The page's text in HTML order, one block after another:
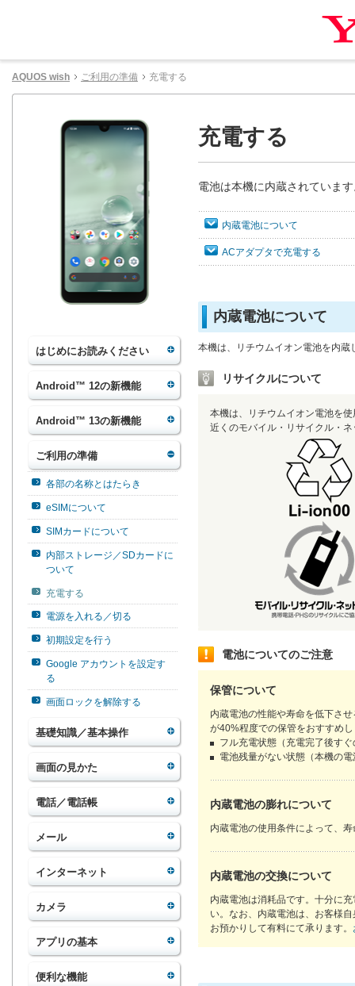
AQUOS wish ご利用の準備 充電する
はじめにお読みください
Android™ 12の新機能
Android™ 13の新機能
ご利用の準備
各部の名称とはたらき
eSIMについて
SIMカードについて
内部ストレージ／SDカードに
ついて
充電する
電源を入れる／切る
初期設定を行う
Google アカウントを設定す
る
画面ロックを解除する
基礎知識／基本操作
画面の見かた
電話／電話帳
メール
インターネット
カメラ
アプリの基本
便利な機能
充電する
電池は本機に内蔵されていま
内蔵電池について
ACアダプタで充電する
内蔵電池について
本機は、リチウムイオン電池を内
リサイクルについて
本機は、リチウムイオン電池を
近くのモバイル・リサイクル・
電池についてのご注意
保管について
内蔵電池の性能や寿命を低下さ
が40%程度での保管をおすすめ
フル充電状態（充電完了後す
電池残量がない状態（本機の
内蔵電池の膨れについて
内蔵電池の使用条件によって、
内蔵電池の交換について
内蔵電池は消耗品です。十分に
い。なお、内蔵電池は、お客様
お預かりして有料にて承ります。